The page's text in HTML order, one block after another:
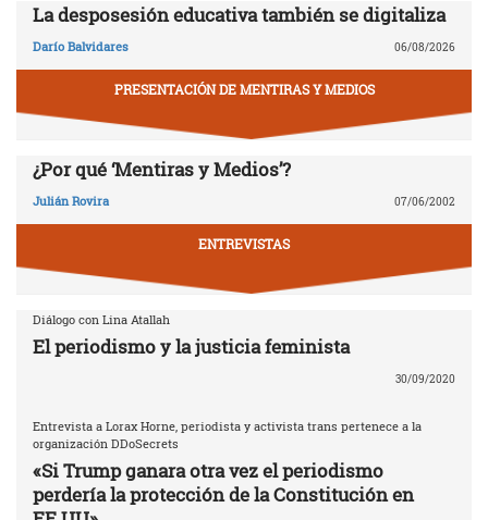
La desposesión educativa también se digitaliza
Darío Balvidares 06/08/2026
PRESENTACIÓN DE MENTIRAS Y MEDIOS
¿Por qué ‘Mentiras y Medios’?
Julián Rovira 07/06/2002
ENTREVISTAS
Diálogo con Lina Atallah
El periodismo y la justicia feminista
30/09/2020
Entrevista a Lorax Horne, periodista y activista trans pertenece a la
organización DDoSecrets
«Si Trump ganara otra vez el periodismo
perdería la protección de la Constitución en